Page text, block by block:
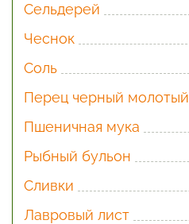
Сельдерей
Чеснок
Соль
Перец черный молотый
Пшеничная мука
Рыбный бульон
Сливки
Лавровый лист